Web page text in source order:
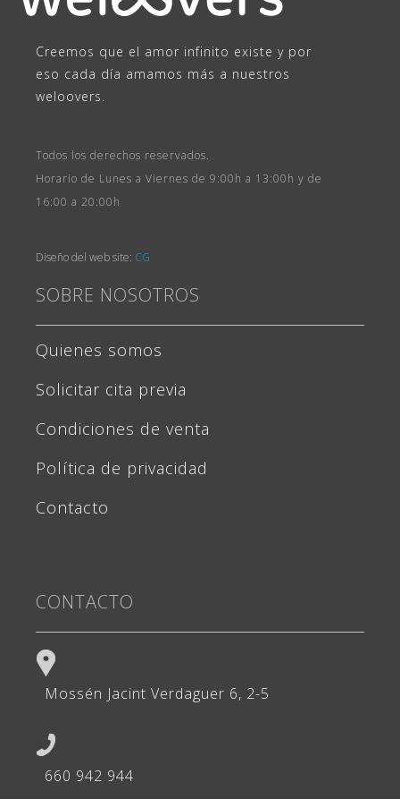
Creemos que el amor infinito existe y por
eso cada día amamos más a nuestros
weloovers.
Todos los derechos reservados.
Horario de Lunes a Viernes de 9:00h a 13:00h y de
16:00 a 20:00h
Diseño del web site: CG
SOBRE NOSOTROS
Quienes somos
Solicitar cita previa
Condiciones de venta
Política de privacidad
Contacto
CONTACTO
Mossén Jacint Verdaguer 6, 2-5
660 942 944